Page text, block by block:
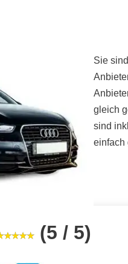
Sie
gleich
sind
einfach
(5 / 5)